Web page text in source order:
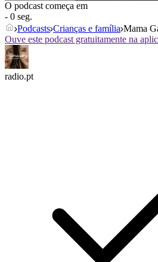
O podcast começa em
- 0 seg.
Podcasts Crianças e família Mama
Ouve este podcast gratuitamente na
radio.pt